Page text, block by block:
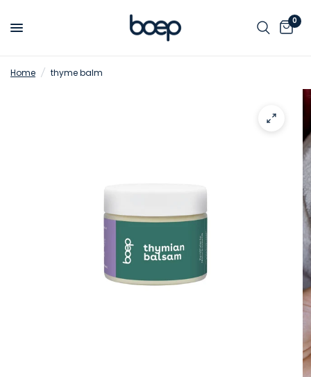
0
Home / thyme balm